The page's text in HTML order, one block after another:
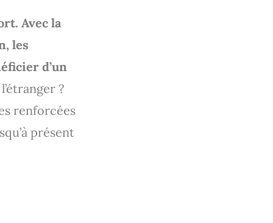
Avec la
les
d’un
?
renforcées
présent